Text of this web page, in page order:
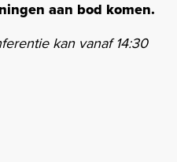
aan bod komen.
kan vanaf 14:30